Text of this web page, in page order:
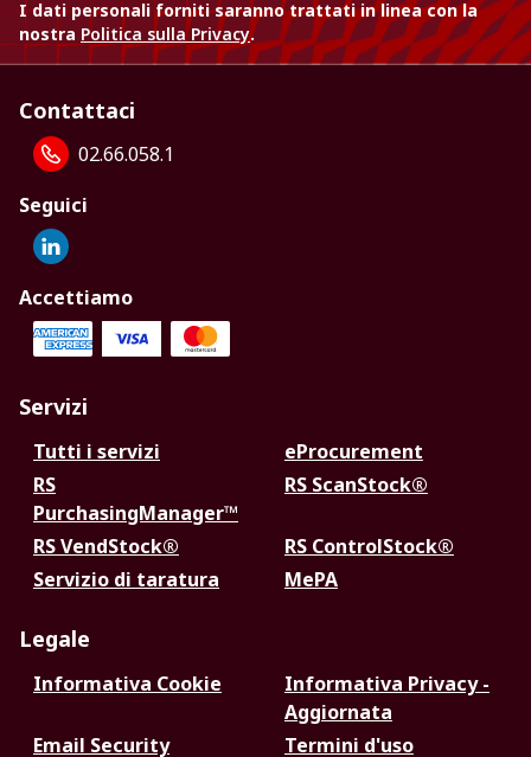
I dati personali forniti saranno trattati in linea con la
nostra Politica sulla Privacy.
Contattaci
02.66.058.1
Seguici
Accettiamo
Servizi
Tutti i servizi
eProcurement
RS
PurchasingManager™
RS ScanStock®
RS VendStock®
RS ControlStock®
Servizio di taratura
MePA
Legale
Informativa Cookie
Informativa Privacy -
Aggiornata
Email Security
Termini d'uso